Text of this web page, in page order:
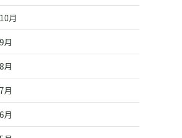
月
月
月
月
月